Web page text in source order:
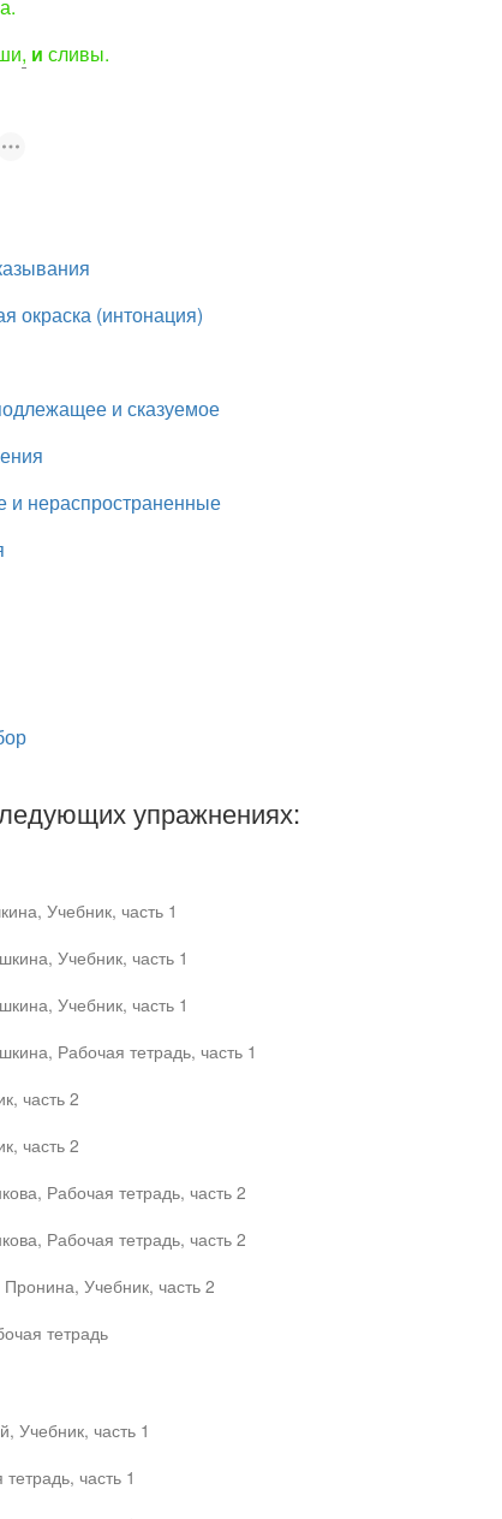
, и сливы.
окраска (интонация)
и сказуемое
и нераспространенные
упражнениях:
Учебник, часть 1
Учебник, часть 1
Учебник, часть 1
Рабочая тетрадь, часть 1
часть 2
часть 2
Рабочая тетрадь, часть 2
Рабочая тетрадь, часть 2
Учебник, часть 2
тетрадь
Учебник, часть 1
часть 1